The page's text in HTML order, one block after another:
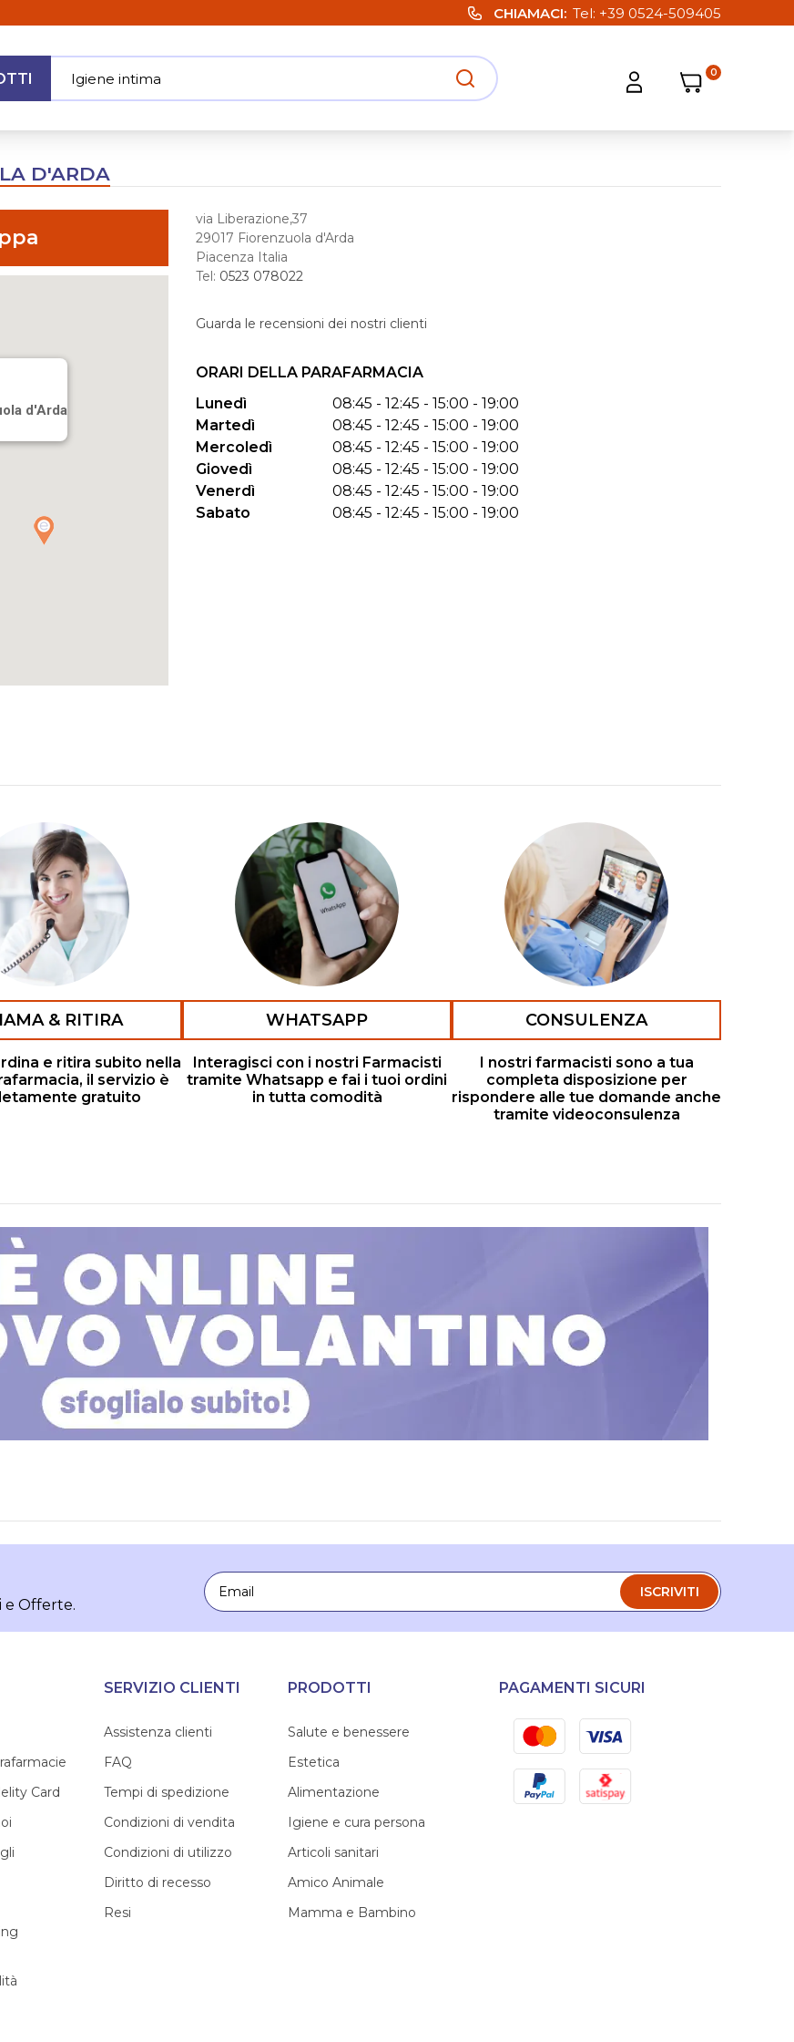
CHIAMACI Tel: +39 0524-509405
Apri ricerca
Igiene intima
Apri strumenti utente
Carrello
Carrello
0
D'ARDA
d'Arda
via Liberazione,37
29017 Fiorenzuola d'Arda
Piacenza Italia
Tel: 0523 078022
Guarda le recensioni dei nostri clienti
ORARI DELLA PARAFARMACIA
Lunedì
08:45 - 12:45 - 15:00 - 19:00
Martedì
08:45 - 12:45 - 15:00 - 19:00
Mercoledì
08:45 - 12:45 - 15:00 - 19:00
Giovedì
08:45 - 12:45 - 15:00 - 19:00
Venerdì
08:45 - 12:45 - 15:00 - 19:00
Sabato
08:45 - 12:45 - 15:00 - 19:00
& RITIRA
e ritira subito nella
il servizio è
gratuito
WHATSAPP
Interagisci con i nostri Farmacisti
tramite Whatsapp e fai i tuoi ordini
in tutta comodità
CONSULENZA
I nostri farmacisti sono a tua
completa disposizione per
rispondere alle tue domande anche
tramite videoconsulenza
e Offerte.
Email
ISCRIVITI
Card
SERVIZIO CLIENTI
Assistenza clienti
FAQ
Tempi di spedizione
Condizioni di vendita
Condizioni di utilizzo
Diritto di recesso
Resi
PRODOTTI
Salute e benessere
Estetica
Alimentazione
Igiene e cura persona
Articoli sanitari
Amico Animale
Mamma e Bambino
PAGAMENTI SICURI
MastercardVisa
PayPal Satispay